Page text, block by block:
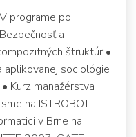
programe po
a
štruktúr •
aplikovanej sociológie
Kurz manažérstva
na ISTROBOT
v Brne na